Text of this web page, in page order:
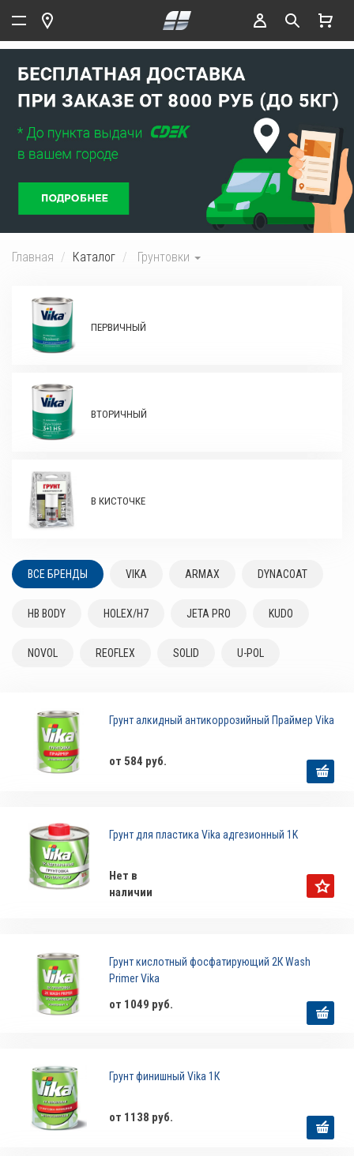
Главная Каталог Грунтовки
ПЕРВИЧНЫЙ
ВТОРИЧНЫЙ
В КИСТОЧКЕ
ВСЕ БРЕНДЫ VIKA ARMAX DYNACOAT
HB BODY HOLEX/H7 JETA PRO KUDO
NOVOL REOFLEX SOLID U-POL
Грунт алкидный антикоррозийный Праймер Vika
от 584 руб.
Грунт для пластика Vika адгезионный 1K
Нет в
наличии
Грунт кислотный фосфатирующий 2К Wash
Primer Vika
от 1049 руб.
Грунт финишный Vika 1К
от 1138 руб.